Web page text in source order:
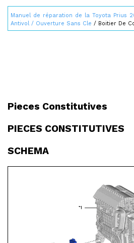
Manuel de réparation de la Toyota Prius
Antivol / Ouverture Sans Cle / Boitier De
Pieces Constitutives
PIECES CONSTITUTIVES
SCHEMA